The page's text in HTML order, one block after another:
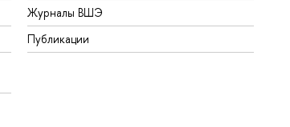
Журналы ВШЭ
Публикации